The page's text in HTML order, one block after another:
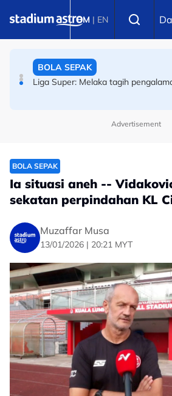
BM | EN
Liga Super: Melaka tagih
PERMOTORAN
ARRC: Hafizh Syahrin ketiga,
Advertisement
BOLA SEPAK
Ia situasi aneh --
sekatan perpindahan KL
Muzaffar Musa
13/01/2026 | 20:21 MYT